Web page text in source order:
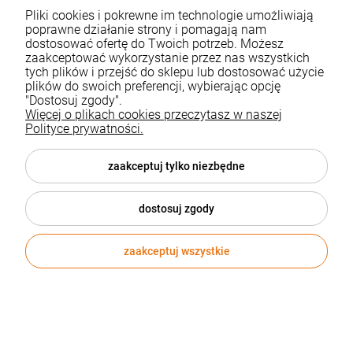
880174853
sklep@hotfox.pl
Moje konto
© 2026 hotfox.pl . Wszelkie prawa zastrzeżone.
Styl graficzny ShopGadget.pl
Sklep internetowy Shoper.pl
Pliki cookies i pokrewne im technologie umożliwiają
poprawne działanie strony i pomagają nam
dostosować ofertę do Twoich potrzeb. Możesz
zaakceptować wykorzystanie przez nas wszystkich
tych plików i przejść do sklepu lub dostosować użycie
plików do swoich preferencji, wybierając opcję
"Dostosuj zgody".
Więcej o plikach cookies przeczytasz w naszej
Polityce prywatności.
zaakceptuj tylko niezbędne
dostosuj zgody
zaakceptuj wszystkie